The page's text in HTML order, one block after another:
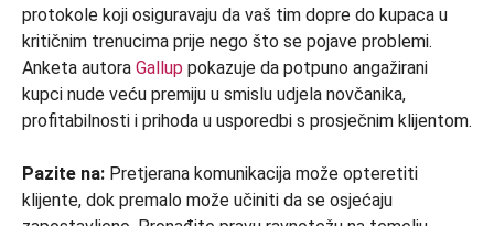
protokole koji osiguravaju da vaš tim dopre do kupaca u
kritičnim trenucima prije nego što se pojave problemi.
Anketa autora Gallup pokazuje da potpuno angažirani
kupci nude veću premiju u smislu udjela novčanika,
profitabilnosti i prihoda u usporedbi s prosječnim klijentom.
Pazite na: Pretjerana komunikacija može opteretiti
klijente, dok premalo može učiniti da se osjećaju